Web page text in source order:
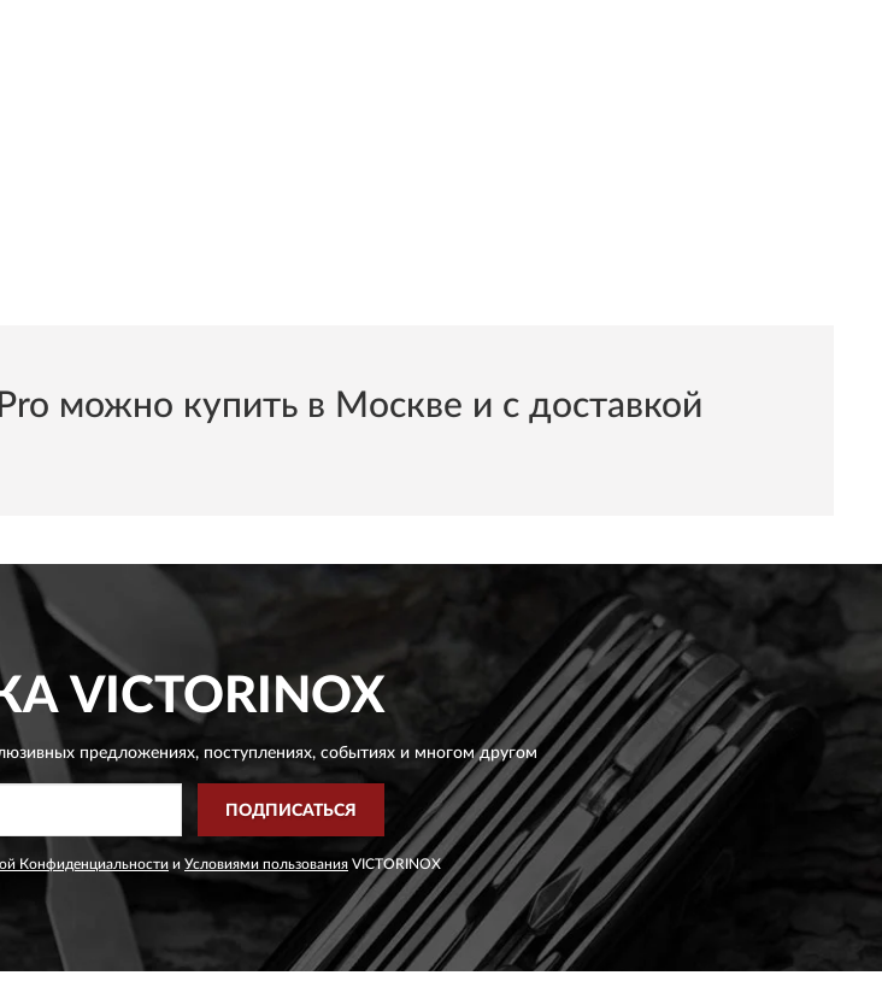
можно купить в Москве и с доставкой
VICTORINOX
предложениях,поступлениях, событиях и многом другом
ПОДПИСАТЬСЯ
Конфиденциальности и Условиями пользования VICTORINOX